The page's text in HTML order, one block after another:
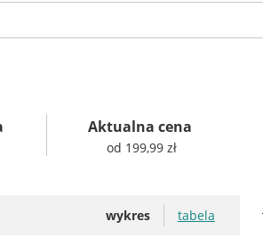
Aktualna cena
od 199,99 zł
wykres tabela